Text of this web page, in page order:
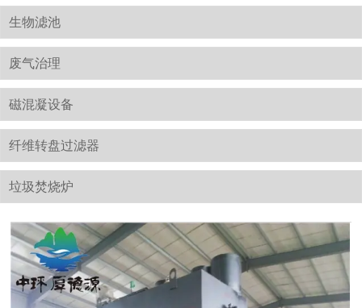
生物滤池
废气治理
磁混凝设备
纤维转盘过滤器
垃圾焚烧炉